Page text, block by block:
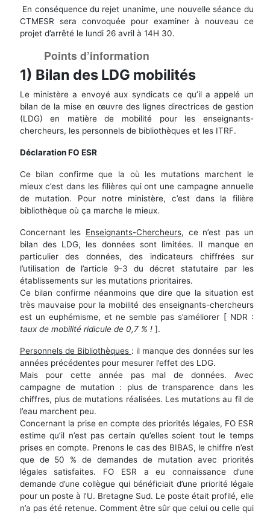
En conséquence du rejet unanime, une nouvelle séance du
CTMESR sera convoquée pour examiner à nouveau ce
projet d’arrêté le lundi 26 avril à 14H 30.
Points d’information
1) Bilan des LDG mobilités
Le ministère a envoyé aux syndicats ce qu’il a appelé un
bilan de la mise en œuvre des lignes directrices de gestion
(LDG) en matière de mobilité pour les enseignants-
chercheurs, les personnels de bibliothèques et les ITRF.
Déclaration FO ESR
Ce bilan confirme que la où les mutations marchent le
mieux c’est dans les filières qui ont une campagne annuelle
de mutation. Pour notre ministère, c’est dans la filière
bibliothèque où ça marche le mieux.
Concernant les Enseignants-Chercheurs, ce n’est pas un
bilan des LDG, les données sont limitées. Il manque en
particulier des données, des indicateurs chiffrées sur
l’utilisation de l’article 9-3 du décret statutaire par les
établissements sur les mutations prioritaires.
Ce bilan confirme néanmoins que dire que la situation est
très mauvaise pour la mobilité des enseignants-chercheurs
est un euphémisme, et ne semble pas s’améliorer [ NDR :
taux de mobilité ridicule de 0,7 % !].
Personnels de Bibliothèques : il manque des données sur les
années précédentes pour mesurer l’effet des LDG.
Mais pour cette année pas mal de données. Avec
campagne de mutation : plus de transparence dans les
chiffres, plus de mutations réalisées. Les mutations au fil de
l’eau marchent peu.
Concernant la prise en compte des priorités légales, FO ESR
estime qu’il n’est pas certain qu’elles soient tout le temps
prises en compte. Prenons le cas des BIBAS, le chiffre n’est
que de 50 % de demandes de mutation avec priorités
légales satisfaites. FO ESR a eu connaissance d’une
demande d’une collègue qui bénéficiait d’une priorité légale
pour un poste à l’U. Bretagne Sud. Le poste était profilé, elle
n’a pas été retenue. Comment être sûr que celui ou celle qui